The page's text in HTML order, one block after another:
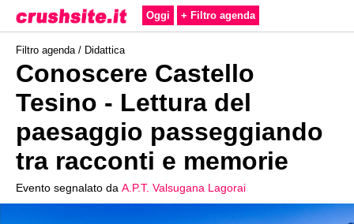
Oggi + Filtro agenda
Filtro agenda / Didattica
Conoscere Castello
Tesino - Lettura del
paesaggio passeggiando
tra racconti e memorie
Evento segnalato da A.P.T. Valsugana Lagorai